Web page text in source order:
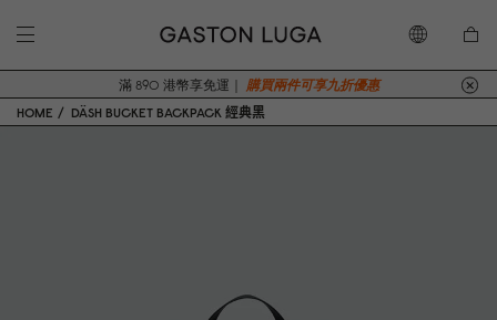
滿 890 港幣享免運｜ 購買兩件可享九折優惠
HOME
DÄSH BUCKET BACKPACK 經典黑